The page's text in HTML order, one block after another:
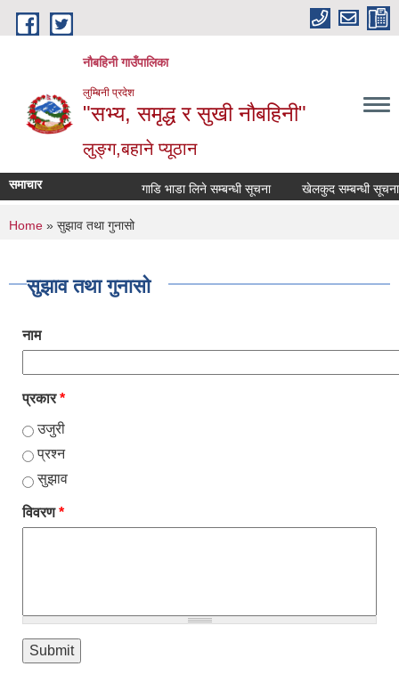
Skip to main content
नौबहिनी गाउँपालिका
लुम्बिनी प्रदेश
"सभ्य, समृद्ध र सुखी नौबहिनी"
लुङ्ग,बहाने प्यूठान
समाचार गाडि भाडा लिने सम्बन्धी सूचना खेलकुद सम्बन्धी सूचना
You are here
Home » सुझाव तथा गुनासो
सुझाव तथा गुनासो
नाम
प्रकार*
उजुरी
प्रश्न
सुझाव
विवरण*